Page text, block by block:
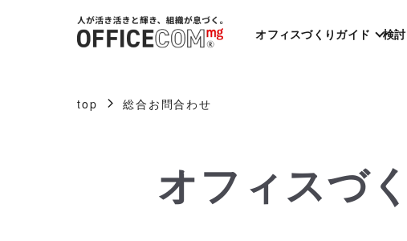
オフィスづくりガイド 検
top 総合お問合わせ
オフィスづ